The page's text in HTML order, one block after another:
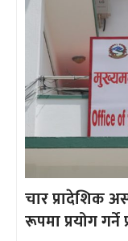
चार प्रादेशिक
रूपमा प्रयोग